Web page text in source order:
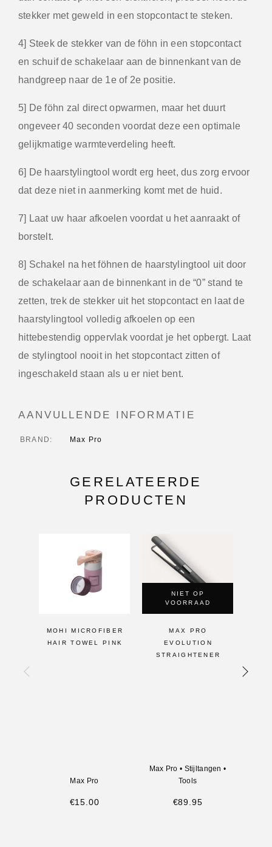
stekker met geweld in een stopcontact te steken.
4] Steek de stekker van de föhn in een stopcontact
en schuif de schakelaar aan de binnenkant van de
handgreep naar de 1e of 2e positie.
5] De föhn zal direct opwarmen, maar het duurt
ongeveer 40 seconden voordat deze een optimale
gelijkmatige warmteverdeling heeft.
6] De haarstylingtool wordt erg heet, dus zorg ervoor
dat deze niet in aanmerking komt met de huid.
7] Laat uw haar afkoelen voordat u het aanraakt of
borstelt.
8] Schakel na het föhnen de haarstylingtool uit door
de schakelaar aan de binnenkant in de “0” stand te
zetten, trek de stekker uit het stopcontact en laat de
haarstylingtool volledig afkoelen op een
hittebestendig oppervlak voordat je het opbergt. Laat
de stylingtool nooit in het stopcontact zitten of
ingeschakeld staan als u er niet bent.
AANVULLENDE INFORMATIE
BRAND Max Pro
GERELATEERDE
PRODUCTEN
MOHI MICROFIBER
HAIR TOWEL PINK
Max Pro
€15.00
NIET OP
VOORRAAD
MAX PRO
EVOLUTION
STRAIGHTENER
Max Pro • Stijltangen •
Tools
€89.95